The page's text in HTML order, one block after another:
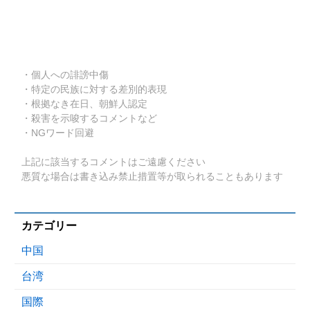
・個人への誹謗中傷
・特定の民族に対する差別的表現
・根拠なき在日、朝鮮人認定
・殺害を示唆するコメントなど
・NGワード回避
上記に該当するコメントはご遠慮ください
悪質な場合は書き込み禁止措置等が取られることもあります
カテゴリー
中国
台湾
国際